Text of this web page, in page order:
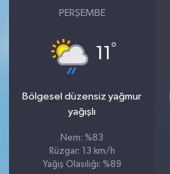
PERŞEMBE
11 °
Bölgesel düzensiz yağmur
yağışlı
Nem: %83
Rüzgar: 13 km/h
Yağış Olasılığı: %89